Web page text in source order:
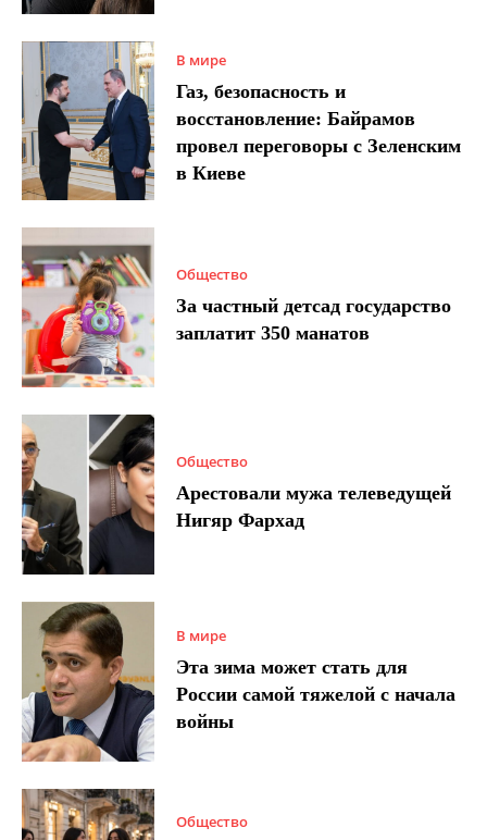
В мире
Газ, безопасность и
восстановление: Байрамов
провел переговоры с Зеленским
в Киеве
Общество
За частный детсад государство
заплатит 350 манатов
Общество
Арестовали мужа телеведущей
Нигяр Фархад
В мире
Эта зима может стать для
России самой тяжелой с начала
войны
Общество